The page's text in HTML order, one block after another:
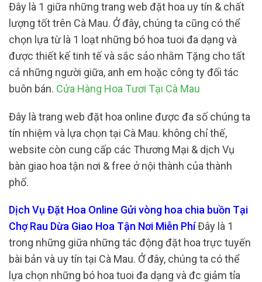
Đây là 1 giữa những trang web đặt hoa uy tín & chất
lượng tốt trên Cà Mau. Ở đây, chúng ta cũng có thể
chọn lựa từ là 1 loạt những bó hoa tuoi đa dạng và
được thiết kế tinh tế và sắc sảo nhằm Tặng cho tất
cả những người giữa, anh em hoặc công ty đối tác
buôn bán. Cửa Hàng Hoa Tươi Tại Cà Mau
Đây là trang web đặt hoa online được đa số chúng ta
tín nhiệm và lựa chọn tại Cà Mau. không chỉ thế,
website còn cung cấp các Thương Mại & dịch Vụ
bàn giao hoa tận nơi & free ở nội thành của thành
phố.
Dịch Vụ Đặt Hoa Online Gửi vòng hoa chia buồn Tại
Chợ Rau Dừa Giao Hoa Tận Nơi Miễn PhíĐây là 1
trong những giữa những tác động đặt hoa trực tuyến
bài bản và uy tín tại Cà Mau. Ở đây, chúng ta có thể
lựa chọn những bó hoa tuoi đa dạng và đc giảm tỉa